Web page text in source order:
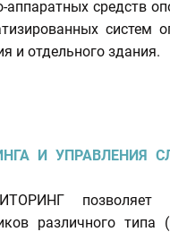
аппаратных средств
систем
и отдельного здания.
И УПРАВЛЕНИЯ
позволяет
различного